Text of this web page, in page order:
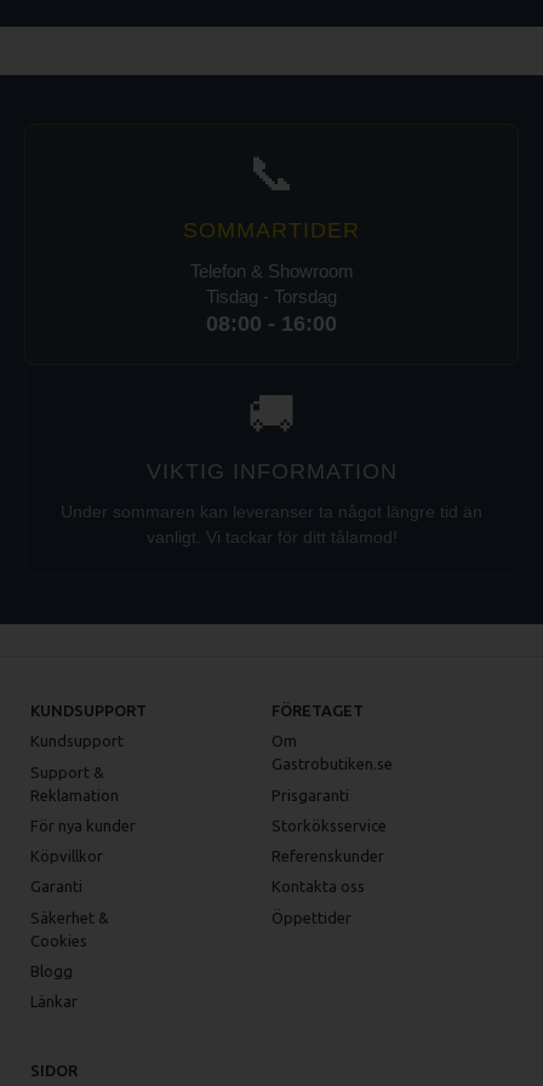
Spänning: 400V, (3-fas)
📞
SOMMARTIDER
Telefon & Showroom
Tisdag - Torsdag
08:00 - 16:00
🚚
VIKTIG INFORMATION
Under sommaren kan leveranser ta något längre tid än
vanligt. Vi tackar för ditt tålamod!
KUNDSUPPORT
Kundsupport
Support &
Reklamation
För nya kunder
Köpvillkor
Garanti
Säkerhet &
Cookies
Blogg
Länkar
FÖRETAGET
Om
Gastrobutiken.se
Prisgaranti
Storköksservice
Referenskunder
Kontakta oss
Öppettider
SIDOR